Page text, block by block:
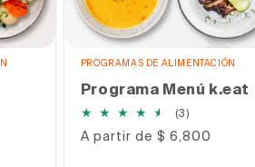
PROGRAMAS DE ALIMENTACIÓN
Programa Menú k.eat
(3)3
totales
Precio
A partir de $ 6,800